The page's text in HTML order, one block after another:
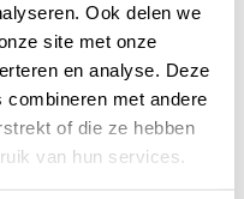
Ook delen we
site met onze
en analyse. Deze
combineren met andere
of die ze hebben
van hun services.